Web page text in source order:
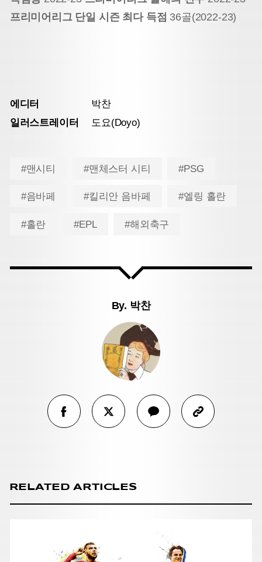
프리미어리그 단일 시즌 최다 득점 36골(2022-23)
에디터
박찬
일러스트레이터
도요(Doyo)
#맨시티 #맨체스터 시티 #PSG
#음바페 #킬리안 음바페 #엘링 홀란
#홀란 #EPL #해외축구
By. 박찬
RELATED ARTICLES